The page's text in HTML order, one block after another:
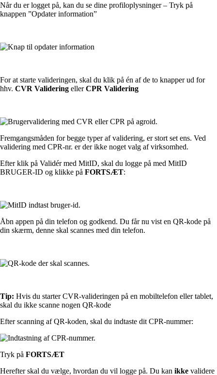
Når du er logget på, kan du se dine profiloplysninger – Tryk på
knappen ”Opdater information”
For at starte valideringen, skal du klik på én af de to knapper ud for
hhv. CVR Validering ellerCPR Validering
Fremgangsmåden for begge typer af validering, er stort set ens. Ved
validering med CPR-nr. er der ikke noget valg af virksomhed.
Efter klik på Validér med MitID, skal du logge på med MitID
BRUGER-ID og klikke på FORTSÆT:
Åbn appen på din telefon og godkend. Du får nu vist en QR-kode på
din skærm, denne skal scannes med din telefon.
Tip: Hvis du starter CVR-valideringen på en mobiltelefon eller tablet,
skal du ikke scanne nogen QR-kode
Efter scanning af QR-koden, skal du indtaste dit CPR-nummer:
Tryk på FORTSÆT
Herefter skal du vælge, hvordan du vil logge på. Du kan ikke validere